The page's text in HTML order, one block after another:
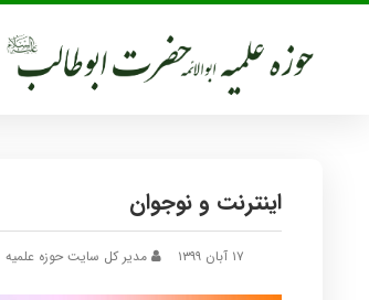
اینترنت و نوجوان
مدیر کل سایت حوزه علمیه